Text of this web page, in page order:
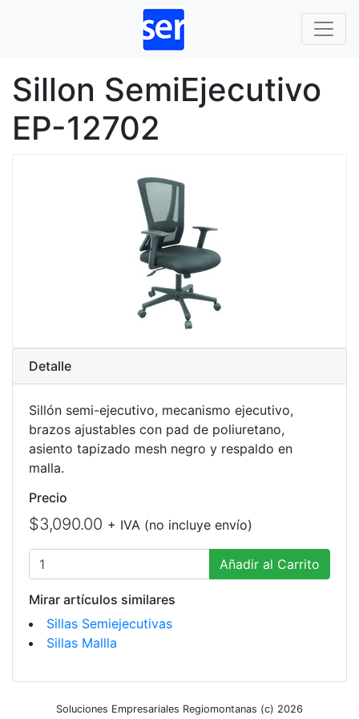
Sillon SemiEjecutivo
EP-12702
Detalle
Sillón semi-ejecutivo, mecanismo ejecutivo,
brazos ajustables con pad de poliuretano,
asiento tapizado mesh negro y respaldo en
malla.
Precio
$3,090.00 + IVA (no incluye envío)
Añadir al Carrito
Mirar artículos similares
Sillas Semiejecutivas
Sillas Mallla
Soluciones Empresariales Regiomontanas (c) 2026